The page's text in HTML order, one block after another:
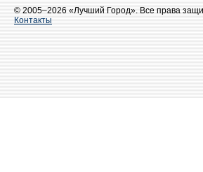
© 2005–2026 «Лучший Город». Все права
Контакты